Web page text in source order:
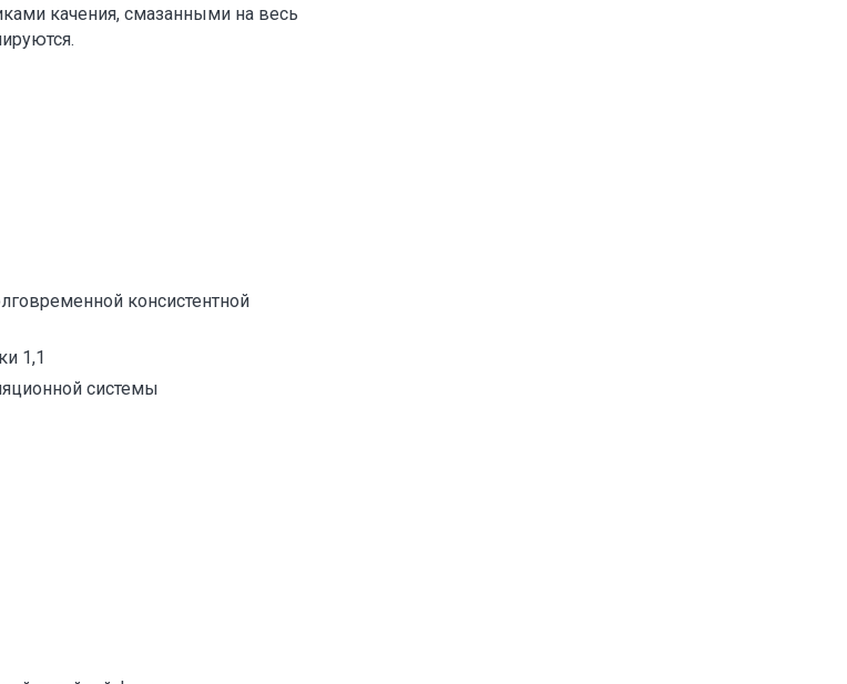
качения, смазанными на весь
консистентной
1,1
системы